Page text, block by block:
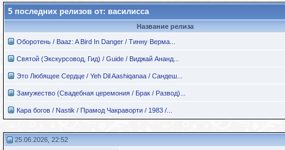
5 последних релизов от: василисса
Название релиза
Оборотень / Baaz: A Bird In Danger / Тинну Верма...
Святой (Экскурсовод, Гид) / Guide / Виджай Ананд...
Это Любящее Сердце / Yeh Dil Aashiqanaa / Сандеш...
Замужество (Свадебная церемония / Брак / Развод)...
Кара богов / Nastik / Прамод Чакраворти / 1983 /...
25.06.2026, 22:52